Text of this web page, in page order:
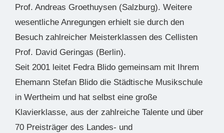
Prof. Andreas Groethuysen (Salzburg). Weitere
wesentliche Anregungen erhielt sie durch den
Besuch zahlreicher Meisterklassen des Cellisten
Prof. David Geringas (Berlin).
Seit 2001 leitet Fedra Blido gemeinsam mit Ihrem
Ehemann Stefan Blido die Städtische Musikschule
in Wertheim und hat selbst eine große
Klavierklasse, aus der zahlreiche Talente und über
70 Preisträger des Landes- und